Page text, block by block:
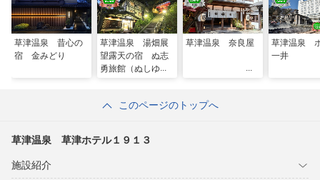
草津温泉 昔心の
宿 金みどり
草津温泉 湯畑展
望露天の宿 ぬ志
勇旅館（ぬしゆう
草津温泉 奈良屋
草津温泉
一井
このページのトップへ
草津温泉 草津ホテル１９１３
施設紹介